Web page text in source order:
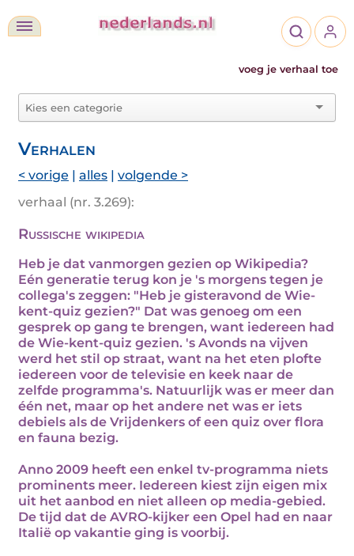
voeg je verhaal toe
Verhalen
< vorige | alles | volgende >
verhaal (nr. 3.269):
Russische wikipedia
Heb je dat vanmorgen gezien op Wikipedia?
Eén generatie terug kon je 's morgens tegen je
collega's zeggen: "Heb je gisteravond de Wie-
kent-quiz gezien?" Dat was genoeg om een
gesprek op gang te brengen, want iedereen had
de Wie-kent-quiz gezien. 's Avonds na vijven
werd het stil op straat, want na het eten plofte
iedereen voor de televisie en keek naar de
zelfde programma's. Natuurlijk was er meer dan
één net, maar op het andere net was er iets
debiels als de Vrijdenkers of een quiz over flora
en fauna bezig.
Anno 2009 heeft een enkel tv-programma niets
prominents meer. Iedereen kiest zijn eigen mix
uit het aanbod en niet alleen op media-gebied.
De tijd dat de AVRO-kijker een Opel had en naar
Italië op vakantie ging is voorbij.